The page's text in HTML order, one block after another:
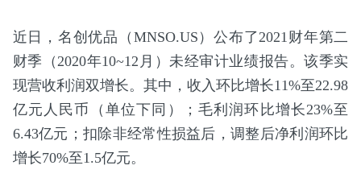
近日，名创优品（MNSO.US）公布了2021财年第二
财季（2020年10~12月）未经审计业绩报告。该季实
现营收利润双增长。其中，收入环比增长11%至22.98
亿元人民币（单位下同）；毛利润环比增长23%至
6.43亿元；扣除非经常性损益后，调整后净利润环比
增长70%至1.5亿元。